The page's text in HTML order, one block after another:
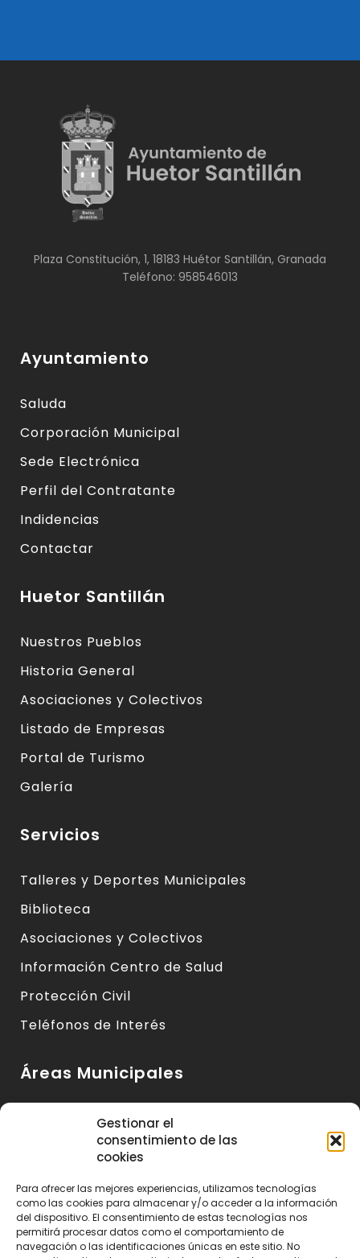
Gestionar el
consentimiento de las
cookies
Para ofrecer las mejores experiencias, utilizamos tecnologías
como las cookies para almacenar y/o acceder a la información
del dispositivo. El consentimiento de estas tecnologías nos
permitirá procesar datos como el comportamiento de
navegación o las identificaciones únicas en este sitio. No
Plaza Constitución, 1, 18183 Huétor Santillán, Granada
Teléfono: 958546013
Ayuntamiento
Saluda
Corporación Municipal
Sede Electrónica
Perfil del Contratante
Indidencias
Contactar
Huetor Santillán
Nuestros Pueblos
Historia General
Asociaciones y Colectivos
Listado de Empresas
Portal de Turismo
Galería
Servicios
Talleres y Deportes Municipales
Biblioteca
Asociaciones y Colectivos
Información Centro de Salud
Protección Civil
Teléfonos de Interés
Áreas Municipales
Urbanismo y Vivienda
Medio Ambiente y Sanidad
Servicios Sociales
Seguridad Ciudadana